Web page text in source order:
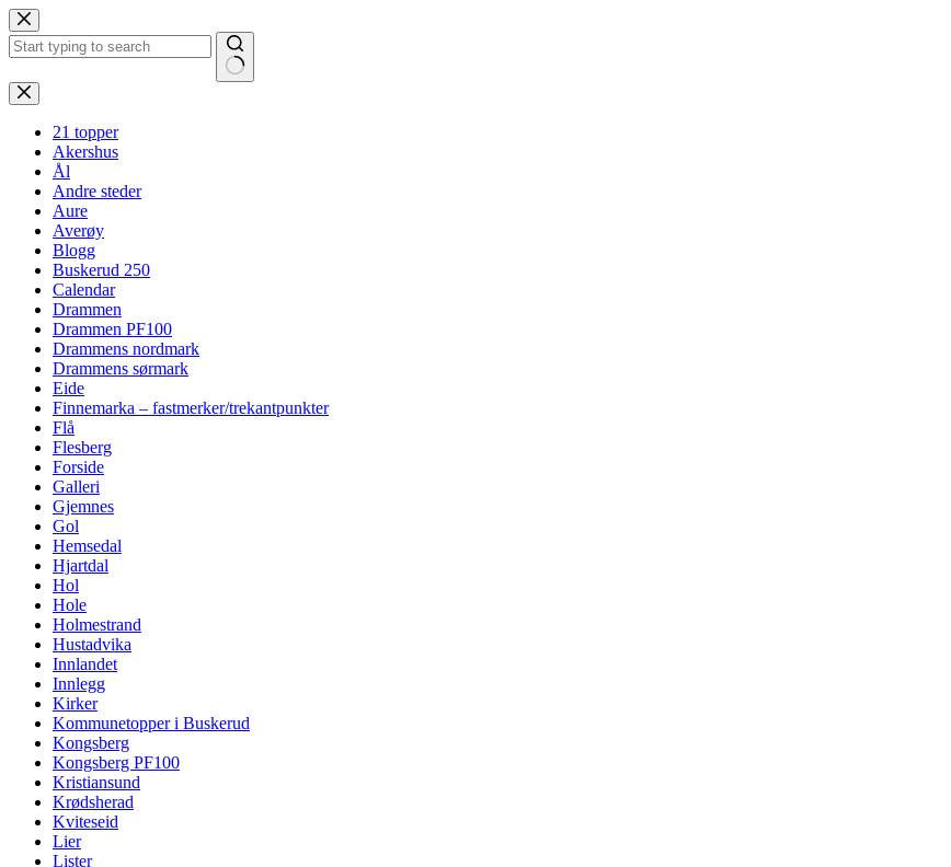
Hopp
til
innholdet
Ingen
resultater
21 topper
Akershus
Ål
Andre steder
Aure
Averøy
Blogg
Buskerud 250
Calendar
Drammen
Drammen PF100
Drammens nordmark
Drammens sørmark
Eide
Finnemarka – fastmerker/trekantpunkter
Flå
Flesberg
Forside
Galleri
Gjemnes
Gol
Hemsedal
Hjartdal
Hol
Hole
Holmestrand
Hustadvika
Innlandet
Innlegg
Kirker
Kommunetopper i Buskerud
Kongsberg
Kongsberg PF100
Kristiansund
Krødsherad
Kviteseid
Lier
Lister